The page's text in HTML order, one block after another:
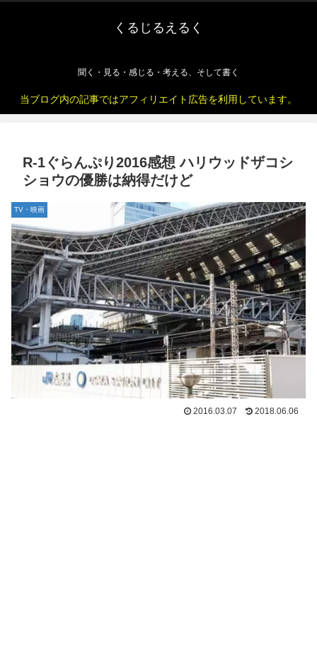
くるじるえるく
聞く・見る・感じる・考える、そして書く
当ブログ内の記事ではアフィリエイト広告を利用しています。
R-1ぐらんぷり2016感想 ハリウッドザコシ
ショウの優勝は納得だけど
TV・映画
2016.03.07 2018.06.06